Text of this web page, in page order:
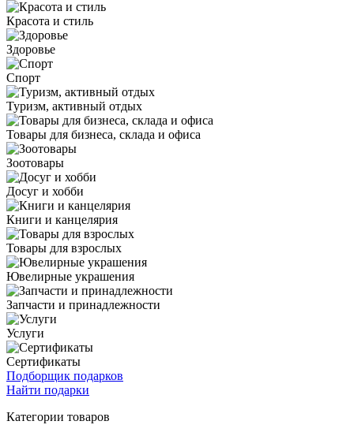
Красота и стиль
Здоровье
Спорт
Туризм, активный отдых
Товары для бизнеса, склада и офиса
Зоотовары
Досуг и хобби
Книги и канцелярия
Товары для взрослых
Ювелирные украшения
Запчасти и принадлежности
Услуги
Сертификаты
Подборщик подарков
Найти подарки
Категории товаров